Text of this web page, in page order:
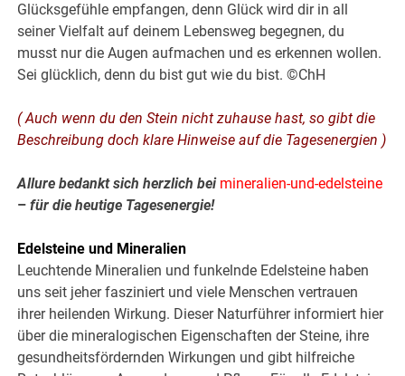
Glücksgefühle empfangen, denn Glück wird dir in all
seiner Vielfalt auf deinem Lebensweg begegnen, du
musst nur die Augen aufmachen und es erkennen wollen.
Sei glücklich, denn du bist gut wie du bist. ©ChH
( Auch wenn du den Stein nicht zuhause hast, so gibt die
Beschreibung doch klare Hinweise auf die Tagesenergien )
Allure bedankt sich herzlich bei mineralien-und-edelsteine
–für die heutige Tagesenergie!
Edelsteine und Mineralien
Leuchtende Mineralien und funkelnde Edelsteine haben
uns seit jeher fasziniert und viele Menschen vertrauen
ihrer heilenden Wirkung. Dieser Naturführer informiert hier
über die mineralogischen Eigenschaften der Steine, ihre
gesundheitsfördernden Wirkungen und gibt hilfreiche